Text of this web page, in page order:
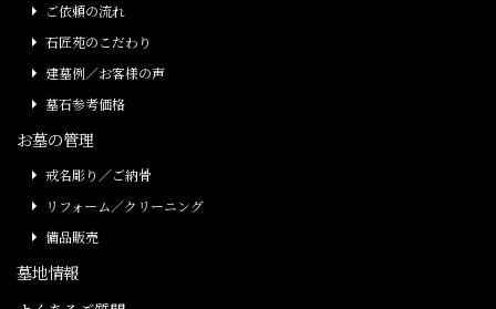
ご依頼の流れ
石匠苑のこだわり
建墓例／お客様の声
墓石参考価格
お墓の管理
戒名彫り／ご納骨
リフォーム／クリーニング
備品販売
墓地情報